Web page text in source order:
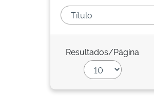
Resultados/Página